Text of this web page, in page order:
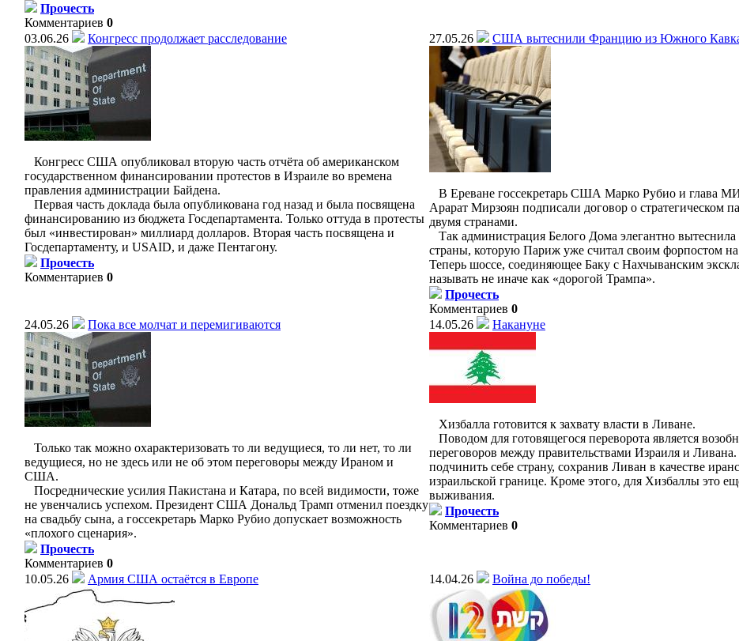
Прочесть
Комментариев 0
03.06.26 Конгресс продолжает расследование
Конгресс США опубликовал вторую часть отчёта об американском
государственном финансировании протестов в Израиле во времена
правления администрации Байдена.
Первая часть доклада была опубликована год назад и была посвящена
финансированию из бюджета Госдепартамента. Только оттуда в протесты
был «инвестирован» миллиард долларов. Вторая часть посвящена и
Госдепартаменту, и USAID, и даже Пентагону.
Прочесть
Комментариев 0
27.05.26 США вытеснили Францию из Южного
В Ереване госсекретарь США Марко Рубио и глава
Арарат Мирзоян подписали договор о стратегическом
двумя странами.
Так администрация Белого Дома элегантно вытеснила
страны, которую Париж уже считал своим форпостом
Теперь шоссе, соединяющее Баку с Нахчыванским
называть не иначе как «дорогой Трампа».
Прочесть
Комментариев 0
24.05.26
Пока все молчат и перемигиваются
Только так можно охарактеризовать то ли ведущиеся, то ли нет, то ли
ведущиеся, но не здесь или не об этом переговоры между Ираном и
США.
Посреднические усилия Пакистана и Катара, по всей видимости, тоже
не увенчались успехом. Президент США Дональд Трамп отменил поездку
на свадьбу сына, а госсекретарь Марко Рубио допускает возможность
«плохого сценария».
Прочесть
Комментариев 0
14.05.26 Накануне
Хизбалла готовится к захвату власти в Ливане.
Поводом для готовящегося переворота является
переговоров между правительствами Израиля и Ливана.
подчинить себе страну, сохранив Ливан в качестве
израильской границе. Кроме этого, для Хизбаллы это
выживания.
Прочесть
Комментариев 0
10.05.26 Армия США остаётся в Европе 14.04.26 Война до победы!